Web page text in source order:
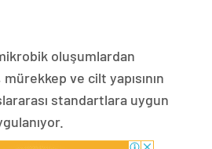
oluşumlardan
ve cilt yapısının
standartlara uygun